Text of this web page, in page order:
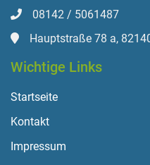
08142 / 5061487
Hauptstraße 78 a,
Wichtige Links
Startseite
Kontakt
Impressum